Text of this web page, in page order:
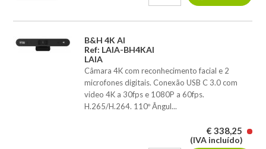
B&H 4K AI
Ref: LAIA-BH4KAI
LAIA
Câmara 4K com reconhecimento facial e 2
microfones digitais. Conexão USB C 3.0 com
video 4K a 30fps e 1080P a 60fps.
H.265/H.264. 110º Ângul...
€ 338,25
(IVA incluído)